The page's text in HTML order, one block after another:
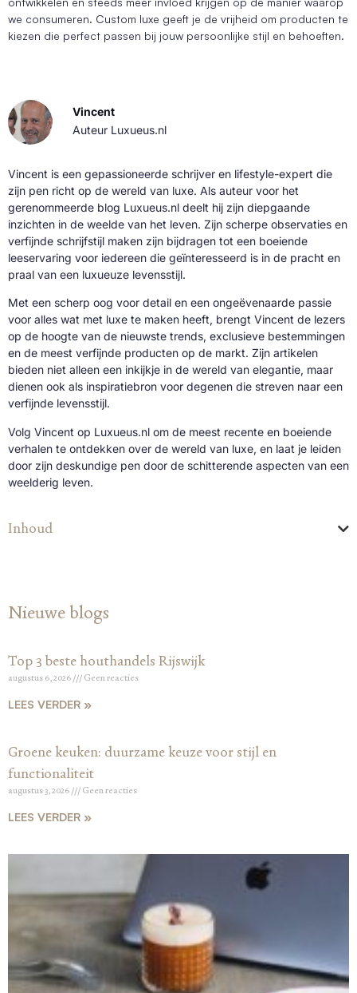
we consumeren. Custom luxe geeft je de vrijheid om producten te
kiezen die perfect passen bij jouw persoonlijke stijl en behoeften.
Vincent
Auteur Luxueus.nl
Vincent is een gepassioneerde schrijver en lifestyle-expert die
zijn pen richt op de wereld van luxe. Als auteur voor het
gerenommeerde blog Luxueus.nl deelt hij zijn diepgaande
inzichten in de weelde van het leven. Zijn scherpe observaties en
verfijnde schrijfstijl maken zijn bijdragen tot een boeiende
leeservaring voor iedereen die geïnteresseerd is in de pracht en
praal van een luxueuze levensstijl.
Met een scherp oog voor detail en een ongeëvenaarde passie
voor alles wat met luxe te maken heeft, brengt Vincent de lezers
op de hoogte van de nieuwste trends, exclusieve bestemmingen
en de meest verfijnde producten op de markt. Zijn artikelen
bieden niet alleen een inkijkje in de wereld van elegantie, maar
dienen ook als inspiratiebron voor degenen die streven naar een
verfijnde levensstijl.
Volg Vincent op Luxueus.nl om de meest recente en boeiende
verhalen te ontdekken over de wereld van luxe, en laat je leiden
door zijn deskundige pen door de schitterende aspecten van een
weelderig leven.
Inhoud
Nieuwe blogs
Top 3 beste houthandels Rijswijk
augustus 6, 2026 Geen reacties
LEES VERDER »
Groene keuken: duurzame keuze voor stijl en
functionaliteit
augustus 3, 2026 Geen reacties
LEES VERDER »